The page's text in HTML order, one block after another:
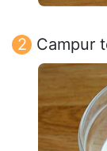
Campur